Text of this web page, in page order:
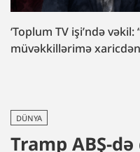
‘Toplum TV işi’ndə
müvəkkillərimə
DÜNYA
Tramp ABŞ-